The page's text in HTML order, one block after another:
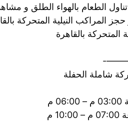
الطعام بالهواء الطلق و
المراكب النيلية المتحركة
المتحركة بالقاهرة
شاملة الحفلة
م